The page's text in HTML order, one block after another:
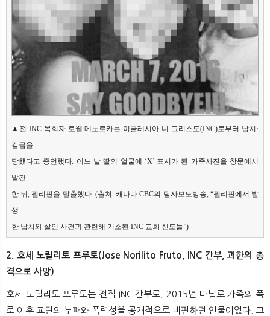
▲전 INC 목회자 로웰 메노르카는 이글레시아 니 그리스도(INC)로부터 납치·
감금을
당했다고 증언했다. 어느 날 딸의 얼굴에 ‘X’ 표시가 된 가족사진을 창문에서
발견
한 뒤, 필리핀을 탈출했다. (출처: 캐나다 CBC의 탐사보도방송, “필리핀에서 발
생
한 납치와 살인 사건과 관련해 기소된 INC 교회 신도들”)
2. 호세 노릴리토 프루토(Jose Norilito Fruto, INC 간부, 괴한의 총
격으로 사망)
호세 노릴리토 프루토는 전직 INC 간부로, 2015년 마날로 가족의 폭
로 이후 교단의 부패와 폭력성을 공개적으로 비판하던 인물이었다. 그